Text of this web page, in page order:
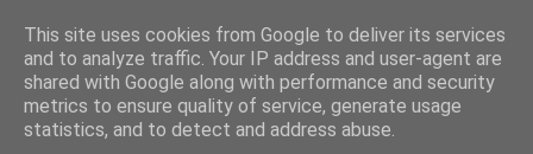
This site uses cookies from Google to deliver its services
and to analyze traffic. Your IP address and user-agent are
shared with Google along with performance and security
metrics to ensure quality of service, generate usage
statistics, and to detect and address abuse.